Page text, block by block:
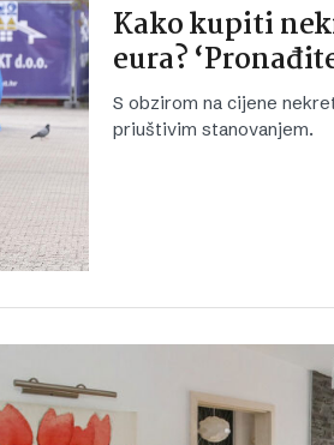
Kako kupiti
eura?
S obzirom na cijene
priuštivim stanovanjem.